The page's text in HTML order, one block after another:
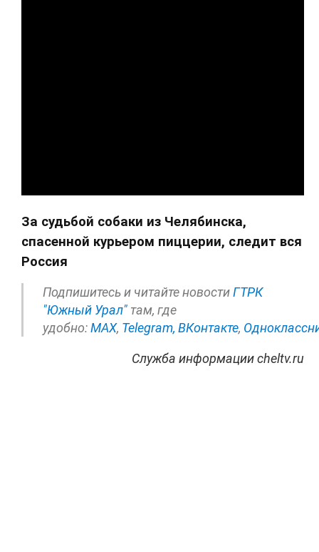
За судьбой собаки из Челябинска,
спасенной курьером пиццерии, следит вся
Россия
Подпишитесь и читайте новостиГТРК
"Южный Урал" там, где
удобно:МАХ, Telegram, ВКонтакте,
Служба информации cheltv.ru